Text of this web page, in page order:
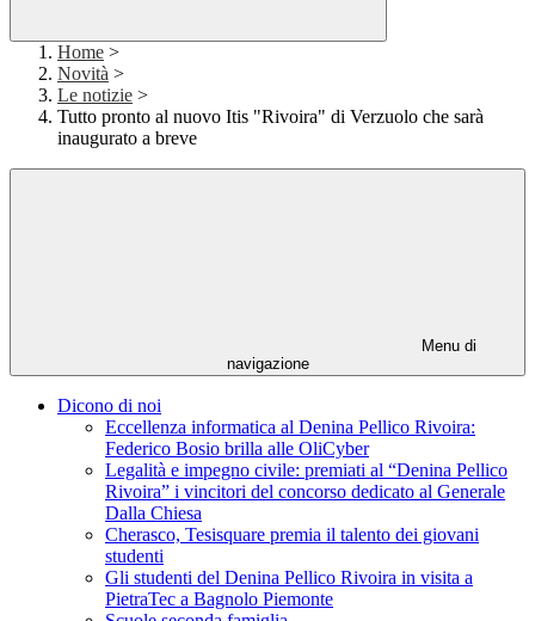
Home >
Novità >
Le notizie >
Tutto pronto al nuovo Itis "Rivoira" di Verzuolo che sarà
inaugurato a breve
Menu di
navigazione
Dicono di noi
Eccellenza informatica al Denina Pellico Rivoira:
Federico Bosio brilla alle OliCyber
Legalità e impegno civile: premiati al “Denina Pellico
Rivoira” i vincitori del concorso dedicato al Generale
Dalla Chiesa
Cherasco, Tesisquare premia il talento dei giovani
studenti
Gli studenti del Denina Pellico Rivoira in visita a
PietraTec a Bagnolo Piemonte